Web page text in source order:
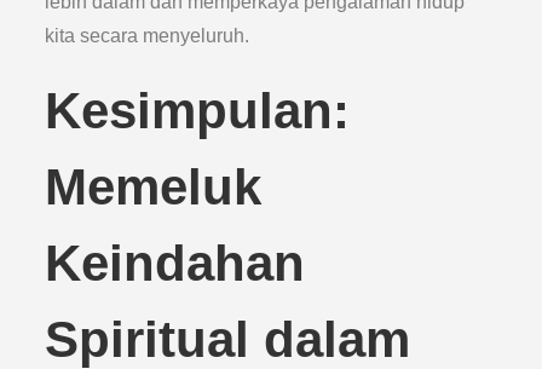
kita secara menyeluruh.
Kesimpulan:
Memeluk
Keindahan
Spiritual dalam